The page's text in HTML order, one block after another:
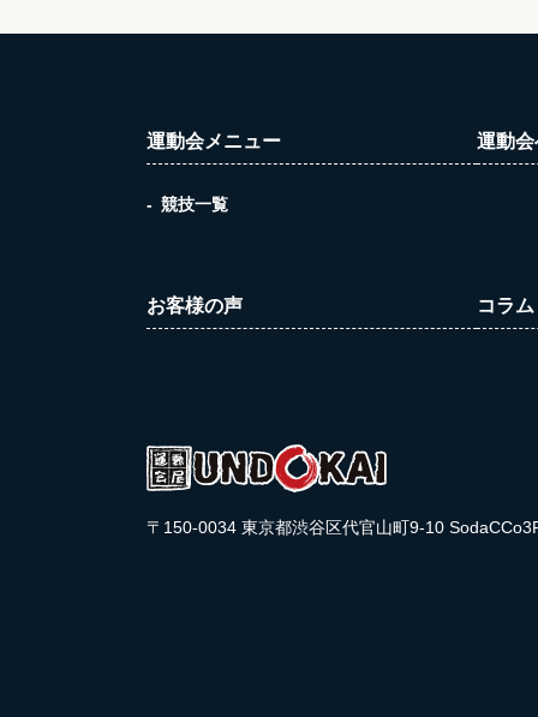
運動会メニュー
競技一覧
運動
お客様の声 コラム
〒150-0034 東京都渋谷区代官山町9-10